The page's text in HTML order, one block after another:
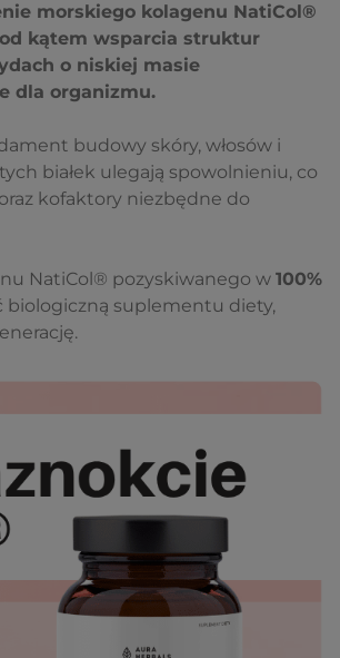
morskiego kolagenu NatiCol®
kątem wsparcia struktur
o niskiej masie
dla organizmu.
budowy skóry, włosów i
białek ulegają spowolnieniu, co
kofaktory niezbędne do
NatiCol® pozyskiwanego w 100%
biologiczną suplementu diety,